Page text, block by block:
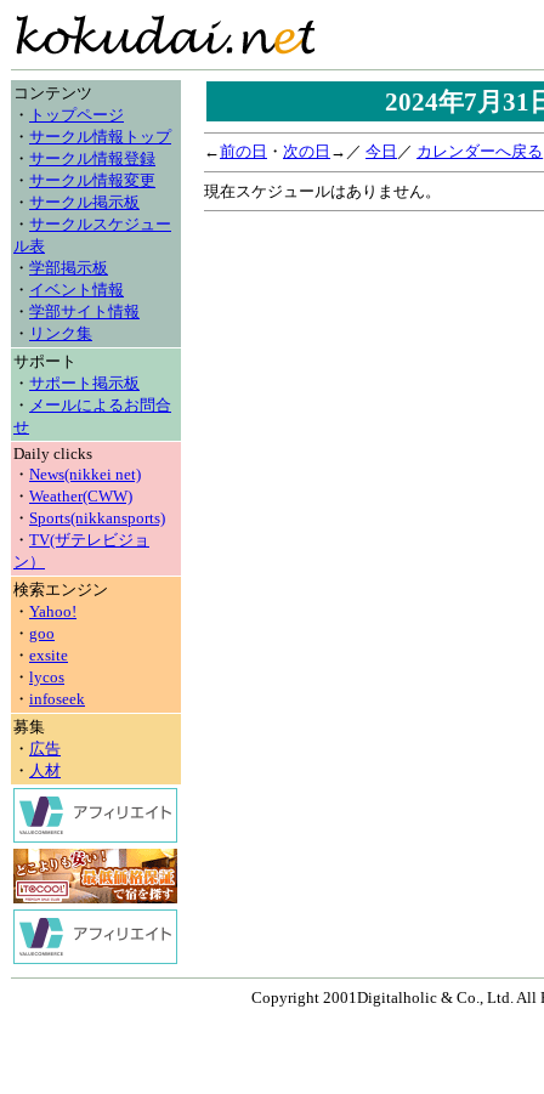
コンテンツ
・ トップページ
・ サークル情報トップ
・ サークル情報登録
・ サークル情報変更
・ サークル掲示板
・ サークルスケジュー
ル表
・ 学部掲示板
・ イベント情報
・ 学部サイト情報
・ リンク集
サポート
・ サポート掲示板
・ メールによるお問合
せ
Daily clicks
・ News(nikkei net)
・ Weather(CWW)
・ Sports(nikkansports)
・ TV(ザテレビジョ
ン）
検索エンジン
・ Yahoo!
・ goo
・ exsite
・ lycos
・ infoseek
募集
・ 広告
・ 人材
2024年7月
←前の日 ・ 次の日 →／ 今日 ／ カレンダーへ戻る
現在スケジュールはありません。
Copyright 2001Digitalholic & Co., Ltd. All